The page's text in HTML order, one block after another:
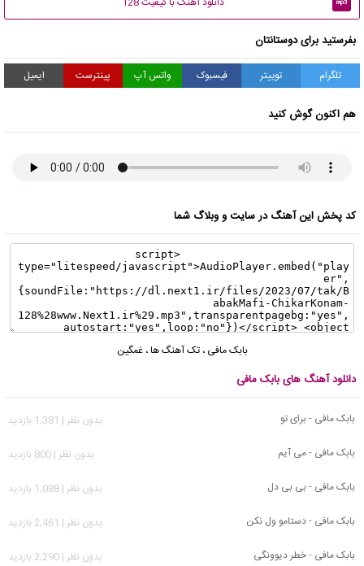
mp3
بفرستید برای دوستانتان
تلگرام توییتر فیسبوک واتس آپ پینترست ایمیل
هم اکنون گوش کنید
کد پخش این آهنگ در سایت و وبلاگ شما
بابک مافی ،تک آهنگ ها،غمگین
دانلود آهنگ های بابک مافی
بابک مافی - برای تو
بدون نظر | 1,381 بازدید
بابک مافی - می آیم
بدون نظر | 800 بازدید
بابک مافی - بی بی دل
بدون نظر | 1,088 بازدید
بابک مافی - دستامو ول نکن
بدون نظر | 2,461 بازدید
بابک مافی - خطر دیوونگی
بدون نظر | 2,290 بازدید